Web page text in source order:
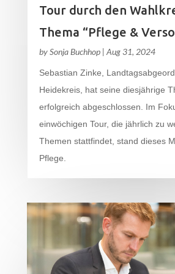
Tour durch den
Thema “Pflege &
bySonja Buchhop| Aug 31, 2024
Sebastian Zinke,
Heidekreis, hat seine diesjährige
erfolgreich abgeschlossen. Im
einwöchigen Tour, die jährlich zu
Themen stattfindet, stand dieses
Pflege.